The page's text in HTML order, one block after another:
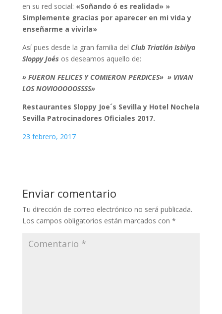
en su red social: «Soñando ó es realidad» »
Simplemente gracias por aparecer en mi vida y
enseñarme a vivirla»
Así pues desde la gran familia del Club Triatlón Isbilya
Sloppy Joe´s os deseamos aquello de:
» FUERON FELICES Y COMIERON PERDICES» » VIVAN
LOS NOVIOOOOOSSSS»
Restaurantes Sloppy Joe´s Sevilla y Hotel Nochela
Sevilla Patrocinadores Oficiales 2017.
23 febrero, 2017
Enviar comentario
Tu dirección de correo electrónico no será publicada.
Los campos obligatorios están marcados con *